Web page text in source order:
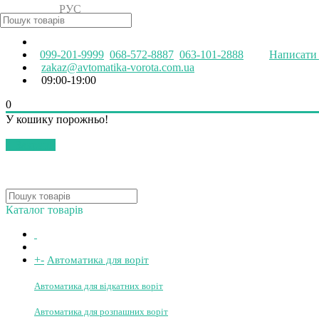
РУС
УКР
099-201-9999 068-572-8887 063-101-2888
zakaz@avtomatika-vorota.com.ua
09:00-19:00
0
У кошику порожньо!
Каталог товарів